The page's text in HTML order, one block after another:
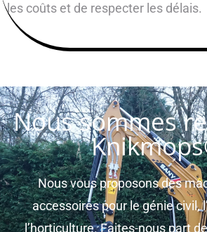
les coûts et de respecter les délais.
Nous sommes
Nous vous proposons des
accessoires pour le génie civil,
l’horticulture. Faites-nous part